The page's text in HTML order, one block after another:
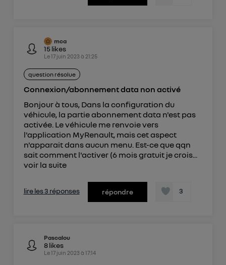
mca
15 likes
Le17 juin 2023 à 21:25
question résolue
Connexion/abonnement data non activé
Bonjour à tous, Dans la configuration du
véhicule, la partie abonnement data n'est pas
activée. Le véhicule me renvoie vers
l'application MyRenault, mais cet aspect
n'apparait dans aucun menu. Est-ce que qqn
sait comment l'activer (6 mois gratuit je crois...
voir la suite
lire les 3 réponses répondre 3
Pascalou
8likes
Le17 juin 2023 à 17:14